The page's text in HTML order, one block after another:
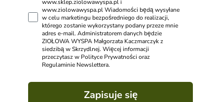
www.sklep.ziolowawyspa.pl i
www.ziolowawyspa.pl Wiadomości będą wysyłane
w celu marketingu bezpośredniego do realizacji,
którego zostanie wykorzystany podany przeze mnie
adres e-mail. Administratorem danych będzie
ZIOŁOWA WYSPA Małgorzata Kaczmarczyk z
siedzibą w Skrzydlnej. Więcej informacji
przeczytasz w Polityce Prywatności oraz
Regulaminie Newslettera.
Zapisuje się